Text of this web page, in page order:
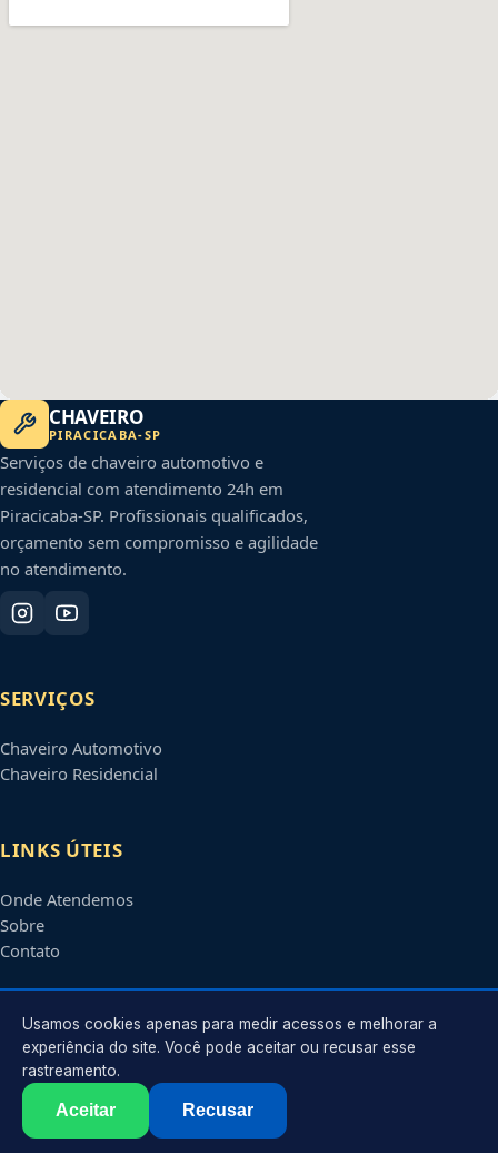
CHAVEIRO
PIRACICABA-SP
Serviços de chaveiro automotivo e
residencial com atendimento 24h em
Piracicaba-SP. Profissionais qualificados,
orçamento sem compromisso e agilidade
no atendimento.
SERVIÇOS
Chaveiro Automotivo
Chaveiro Residencial
LINKS ÚTEIS
Onde Atendemos
Sobre
Contato
CONTATO
Atendimento em
contato@chaveiroempiracicaba.com.br
2026 Piracicaba
. Todos os direitos reservados.
Usamos cookies apenas para medir acessos e melhorar a
experiência do site. Você pode aceitar ou recusar esse
rastreamento.
Aceitar Recusar